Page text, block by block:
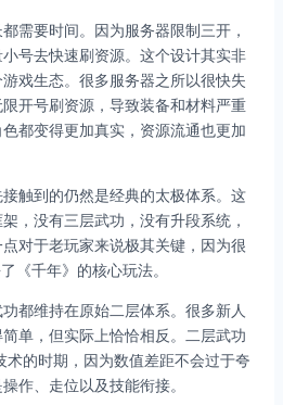
需要时间。因为服务器限制三开，
号去快速刷资源。这个设计其实非
戏生态。很多服务器之所以很快失
开号刷资源，导致装备和材料严重
都变得更加真实，资源流通也更加
触到的仍然是经典的太极体系。这
，没有三层武功，没有升段系统，
对于老玩家来说极其关键，因为很
《千年》的核心玩法。
都维持在原始二层体系。很多新人
单，但实际上恰恰相反。二层武功
术的时期，因为数值差距不会过于夸
作、走位以及技能衔接。